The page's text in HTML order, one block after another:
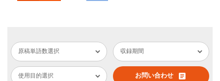
お問い合わせ article